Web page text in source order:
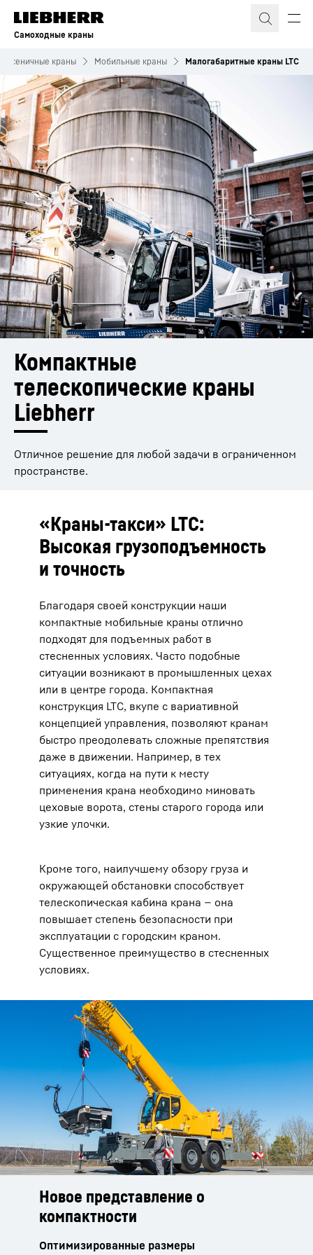
Самоходные краны
краны Мобильные краны Малогабаритные краны LTC
Компактные
телескопические краны
Liebherr
Отличное решение для любой задачи в ограниченном
пространстве.
«Краны-такси» LTC:
Высокая грузоподъемность
и точность
Благодаря своей конструкции наши
компактные мобильные краны отлично
подходят для подъемных работ в
стесненных условиях. Часто подобные
ситуации возникают в промышленных цехах
или в центре города. Компактная
конструкция LTC, вкупе с вариативной
концепцией управления, позволяют кранам
быстро преодолевать сложные препятствия
даже в движении. Например, в тех
ситуациях, когда на пути к месту
применения крана необходимо миновать
цеховые ворота, стены старого города или
узкие улочки.
Кроме того, наилучшему обзору груза и
окружающей обстановки способствует
телескопическая кабина крана — она
повышает степень безопасности при
эксплуатации с городским краном.
Существенное преимущество в стесненных
условиях.
Новое представление о
компактности
Оптимизированные размеры
Все на месте
Оптимальная оснащенность для
эксплуатации
Рациональность
Умная концепция кабины для безопасной
работы